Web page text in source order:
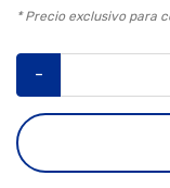
* Precio exclusivo para
-